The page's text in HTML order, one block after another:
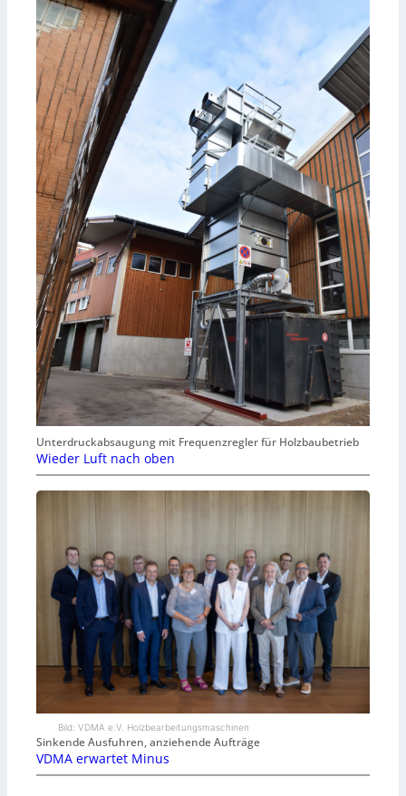
Unterdruckabsaugung mit Frequenzregler für Holzbaubetrieb
Wieder Luft nach oben
Bild: VDMA e.V. Holzbearbeitungsmaschinen
Sinkende Ausfuhren, anziehende Aufträge
VDMA erwartet Minus